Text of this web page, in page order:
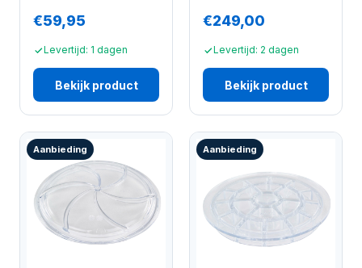
€59,95
Levertijd: 1 dagen
Bekijk product
€249,00
Levertijd: 2 dagen
Bekijk product
Aanbieding Aanbieding